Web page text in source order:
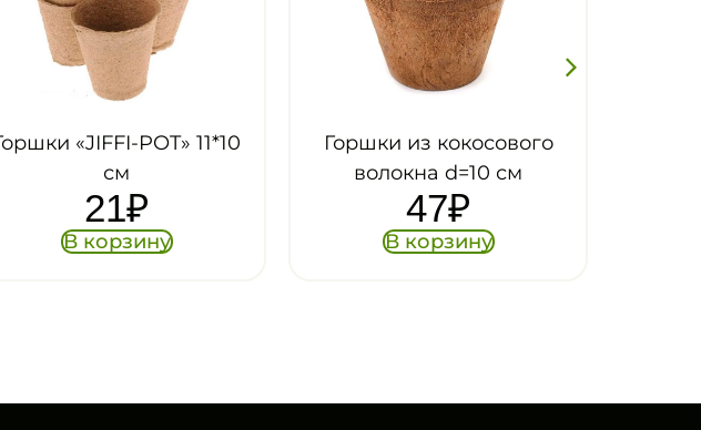
Горшки из кокосового
волокна d=10 см
47₽
В корзину
Горшки из кокосового
волокна d=12 cм
65₽
В корзину